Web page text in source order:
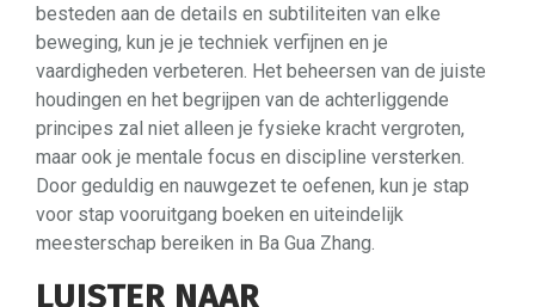
besteden aan de details en subtiliteiten van elke
beweging, kun je je techniek verfijnen en je
vaardigheden verbeteren. Het beheersen van de juiste
houdingen en het begrijpen van de achterliggende
principes zal niet alleen je fysieke kracht vergroten,
maar ook je mentale focus en discipline versterken.
Door geduldig en nauwgezet te oefenen, kun je stap
voor stap vooruitgang boeken en uiteindelijk
meesterschap bereiken in Ba Gua Zhang.
LUISTER NAAR